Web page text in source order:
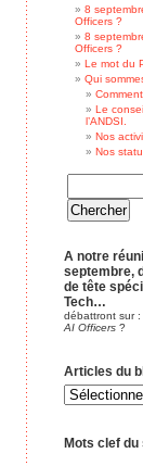
8
Officers ?
8
Officers ?
Le mot du
Qui
Le
l’ANDSI.
Nos
Nos
A notre
septembre,
de tête
Tech…
débattront sur :
AI Officers ?
Articles du
Articles
du
blog
Mots clef du